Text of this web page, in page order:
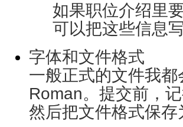
如果职位介绍里
可以把这些信息
字体和文件格式
一般正式的文件我
Roman。提交前，
然后把文件格式保存